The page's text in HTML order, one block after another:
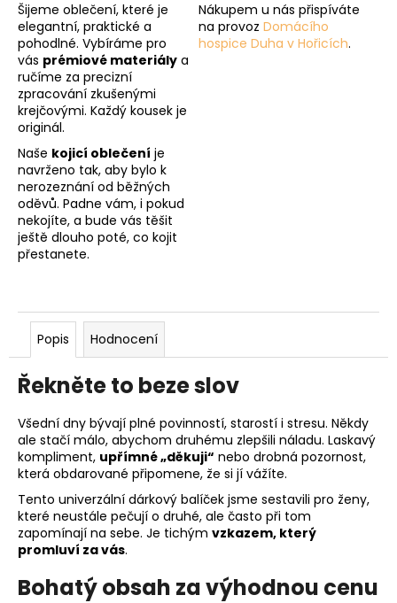
Šijeme oblečení, které je
elegantní, praktické a
pohodlné. Vybíráme pro
vás prémiové materiály a
ručíme za precizní
zpracování zkušenými
krejčovými. Každý kousek je
originál.
Naše kojicí oblečení je
navrženo tak, aby bylo k
nerozeznání od běžných
oděvů. Padne vám, i pokud
nekojíte, a bude vás těšit
ještě dlouho poté, co kojit
přestanete.
Nákupem u nás přispíváte
na provoz Domácího
hospice Duha v Hořicích.
Popis Hodnocení
Řekněte to beze slov
Všední dny bývají plné povinností, starostí i stresu. Někdy
ale stačí málo, abychom druhému zlepšili náladu. Laskavý
kompliment, upřímné „děkuji“ nebo drobná pozornost,
která obdarované připomene, že si jí vážíte.
Tento univerzální dárkový balíček jsme sestavili pro ženy,
které neustále pečují o druhé, ale často při tom
zapomínají na sebe. Je tichým vzkazem, který
promluví za vás.
Bohatý obsah za výhodnou cenu